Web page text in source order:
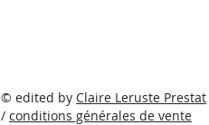
© edited by Claire Leruste Prestat
/ conditions générales de vente